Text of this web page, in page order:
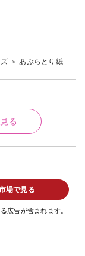
＞あぶらとり紙
る
場で見る
広告が含まれます。